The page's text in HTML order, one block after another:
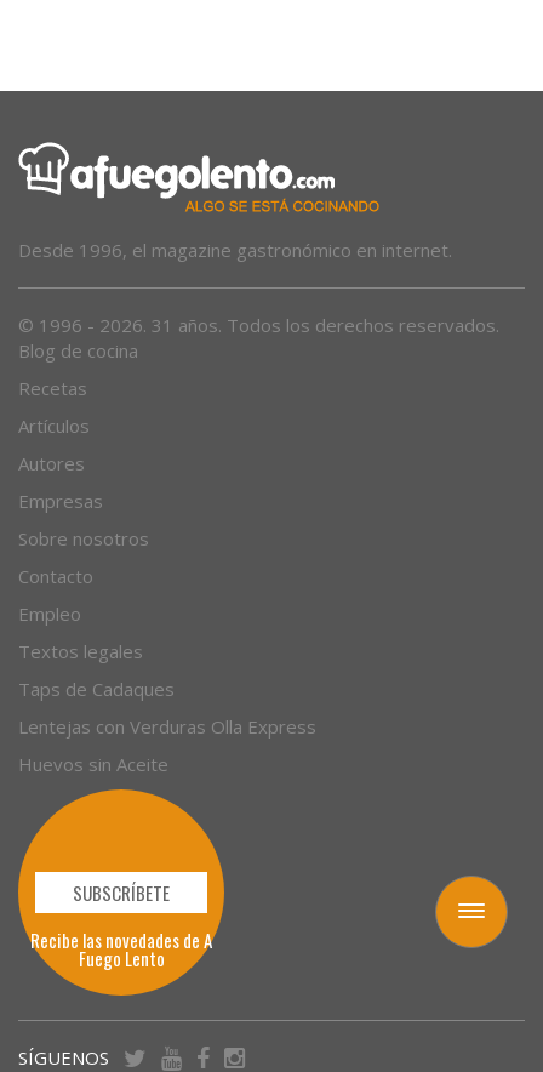
Toggle
navigation
Blog de cocina
Recetas
Artículos
Autores
Empresas
Sobre nosotros
Contacto
Empleo
Textos legales
Taps de Cadaques
Lentejas con Verduras Olla Express
Huevos sin Aceite
SUBSCRÍBETE
Recibe las novedades de A